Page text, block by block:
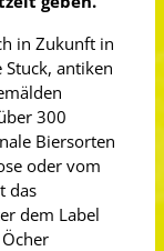
in Zukunft in
antiken
300
Biersorten
oder vom
das
dem Label